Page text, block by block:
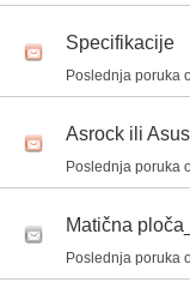
Specifikacije
Poslednja poruka
Asrock ili Asus
Poslednja poruka
Matična
Poslednja poruka